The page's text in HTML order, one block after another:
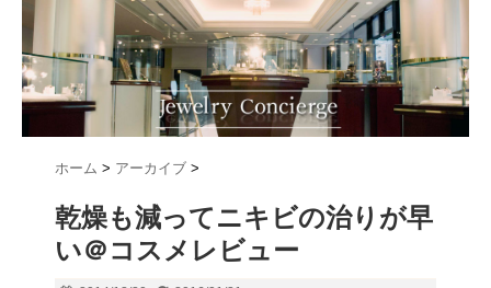
ホーム > アーカイブ >
乾燥も減ってニキビの治りが早
い＠コスメレビュー